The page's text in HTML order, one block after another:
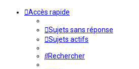
Accès rapide
Sujets sans réponse
Sujets actifs
Rechercher